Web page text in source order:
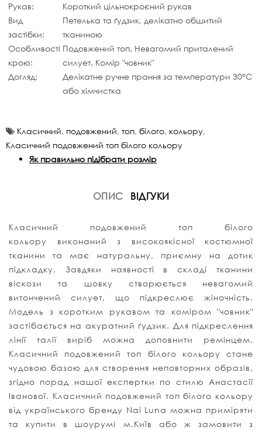
Рукав:
Короткий цільнокроєний рукав
Вид
застібки:
Петелька та ґудзик, делікатно обшитий
тканиною
Особливості
крою:
Подовжений топ. Невагомий приталений
силует. Комір "човник"
Догляд:
Делікатне ручне прання за температури 30°C
або хімчистка
Класичний, подовжений, топ, білого, кольору,
Класичний подовжений топ білого кольору
Як правильно підібрати розмір
ОПИС ВІДГУКИ
Класичний подовжений топ білого
кольору виконаний з високоякісної костюмної
тканини та має натуральну, приємну на дотик
підкладку. Завдяки наявності в складі тканини
віскози та шовку створюється невагомий
витончений силует, що підкреслює жіночність.
Модель з коротким рукавом та коміром "човник"
застібається на акуратний ґудзик. Для підкреслення
лінії талії виріб можна доповнити ремінцем.
Класичний подовжений топ білого кольору стане
чудовою базою для створення неповторних образів,
згідно порад нашої експертки по стилю Анастасії
Іванової. Класичний подовжений топ білого кольору
від українського бренду Nai Luna можна приміряти
та купити в шоурумі м.Київ або ж замовити з